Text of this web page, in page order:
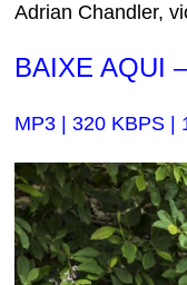
Adrian Chandler,
BAIXE AQUI
MP3 | 320 KBPS |